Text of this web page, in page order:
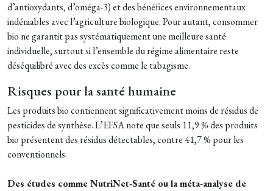
d’antioxydants, d’oméga-3) et des bénéfices environnementaux
indéniables avec l’agriculture biologique. Pour autant, consommer
bio ne garantit pas systématiquement une meilleure santé
individuelle, surtout si l’ensemble du régime alimentaire reste
déséquilibré avec des excès comme le tabagisme.
Risques pour la santé humaine
Les produits bio contiennent significativement moins de résidus de
pesticides de synthèse. L’EFSA note que seuls 11,9 % des produits
bio présentent des résidus détectables, contre 41,7 % pour les
conventionnels.
Des études comme NutriNet-Santé ou la méta-analyse de